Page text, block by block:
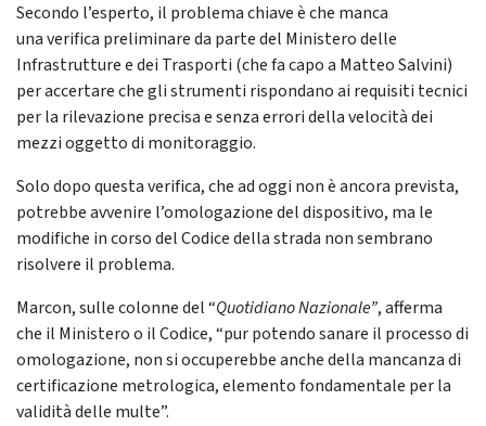
Secondo l’esperto, il problema chiave è che manca
una verifica preliminare da parte del Ministero delle
Infrastrutture e dei Trasporti (che fa capo a Matteo Salvini)
per accertare che gli strumenti rispondano ai requisiti tecnici
per la rilevazione precisa e senza errori della velocità dei
mezzi oggetto di monitoraggio.
Solo dopo questa verifica, che ad oggi non è ancora prevista,
potrebbe avvenire l’omologazione del dispositivo, ma le
modifiche in corso del Codice della strada non sembrano
risolvere il problema.
Marcon, sulle colonne del “Quotidiano Nazionale”, afferma
che il Ministero o il Codice, “pur potendo sanare il processo di
omologazione, non si occuperebbe anche della mancanza di
certificazione metrologica, elemento fondamentale per la
validità delle multe”.